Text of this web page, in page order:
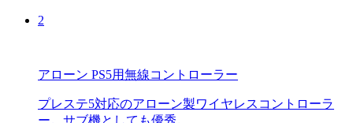
2
アローン PS5用無線コントローラー
プレステ5対応のアローン製ワイヤレスコントローラ